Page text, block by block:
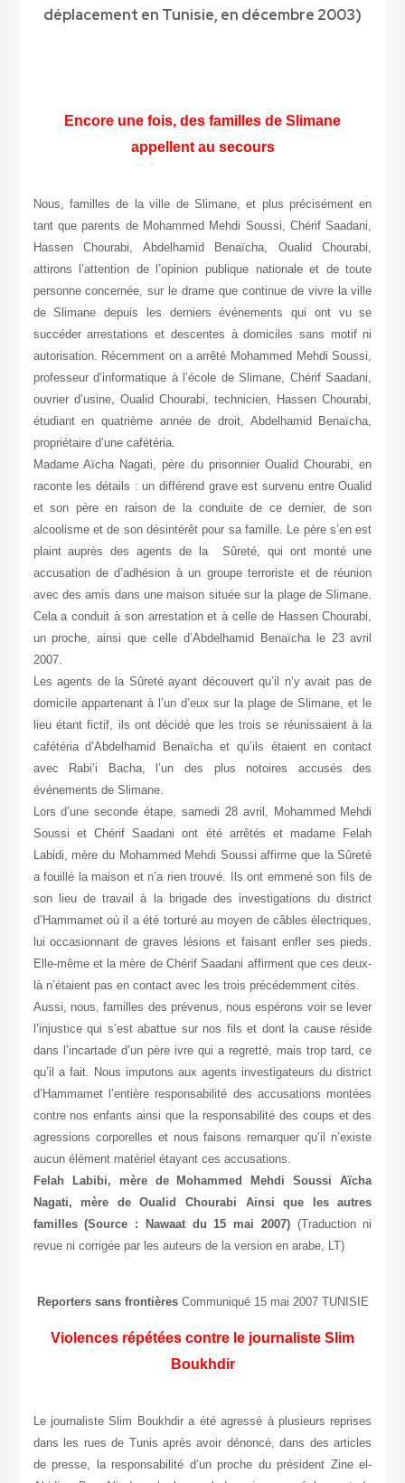
déplacement en Tunisie, en décembre 2003)
Encore une fois, des familles de Slimane
appellent au secours
Nous, familles de la ville de Slimane, et plus précisément en
tant que parents de Mohammed Mehdi Soussi, Chérif Saadani,
Hassen Chourabi, Abdelhamid Benaïcha, Oualid Chourabi,
attirons l’attention de l’opinion publique nationale et de toute
personne concernée, sur le drame que continue de vivre la ville
de Slimane depuis les derniers événements qui ont vu se
succéder arrestations et descentes à domiciles sans motif ni
autorisation. Récemment on a arrêté Mohammed Mehdi Soussi,
professeur d’informatique à l’école de Slimane, Chérif Saadani,
ouvrier d’usine, Oualid Chourabi, technicien, Hassen Chourabi,
étudiant en quatrième année de droit, Abdelhamid Benaïcha,
propriétaire d’une cafétéria.
Madame Aïcha Nagati, père du prisonnier Oualid Chourabi, en
raconte les détails : un différend grave est survenu entre Oualid
et son père en raison de la conduite de ce dernier, de son
alcoolisme et de son désintérêt pour sa famille. Le père s’en est
plaint auprès des agents de la Sûreté, qui ont monté une
accusation de d’adhésion à un groupe terroriste et de réunion
avec des amis dans une maison située sur la plage de Slimane.
Cela a conduit à son arrestation et à celle de Hassen Chourabi,
un proche, ainsi que celle d’Abdelhamid Benaïcha le 23 avril
2007.
Les agents de la Sûreté ayant découvert qu’il n’y avait pas de
domicile appartenant à l’un d’eux sur la plage de Slimane, et le
lieu étant fictif, ils ont décidé que les trois se réunissaient à la
cafétéria d’Abdelhamid Benaïcha et qu’ils étaient en contact
avec Rabi’i Bacha, l’un des plus notoires accusés des
événements de Slimane.
Lors d’une seconde étape, samedi 28 avril, Mohammed Mehdi
Soussi et Chérif Saadani ont été arrêtés et madame Felah
Labidi, mère du Mohammed Mehdi Soussi affirme que la Sûreté
a fouillé la maison et n’a rien trouvé. Ils ont emmené son fils de
son lieu de travail à la brigade des investigations du district
d’Hammamet où il a été torturé au moyen de câbles électriques,
lui occasionnant de graves lésions et faisant enfler ses pieds.
Elle-même et la mère de Chérif Saadani affirment que ces deux-
là n’étaient pas en contact avec les trois précédemment cités.
Aussi, nous, familles des prévenus, nous espérons voir se lever
l’injustice qui s’est abattue sur nos fils et dont la cause réside
dans l’incartade d’un père ivre qui a regretté, mais trop tard, ce
qu’il a fait. Nous imputons aux agents investigateurs du district
d’Hammamet l’entière responsabilité des accusations montées
contre nos enfants ainsi que la responsabilité des coups et des
agressions corporelles et nous faisons remarquer qu’il n’existe
aucun élément matériel étayant ces accusations.
Felah Labibi, mère de Mohammed Mehdi Soussi Aïcha
Nagati, mère de Oualid Chourabi Ainsi que les autres
familles(Source : Nawaat du 15 mai 2007) (Traduction ni
revue ni corrigée par les auteurs de la version en arabe, LT)
Reporters sans frontièresCommuniqué 15 mai 2007 TUNISIE
Violences répétées contre le journaliste Slim
Boukhdir
Le journaliste Slim Boukhdir a été agressé à plusieurs reprises
dans les rues de Tunis après avoir dénoncé, dans des articles
de presse, la responsabilité d’un proche du président Zine el-